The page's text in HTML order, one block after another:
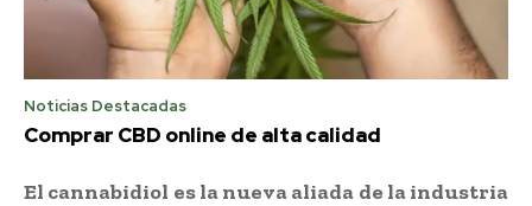
Noticias Destacadas
Comprar CBD online de alta calidad
El cannabidiol es la nueva aliada de la industria